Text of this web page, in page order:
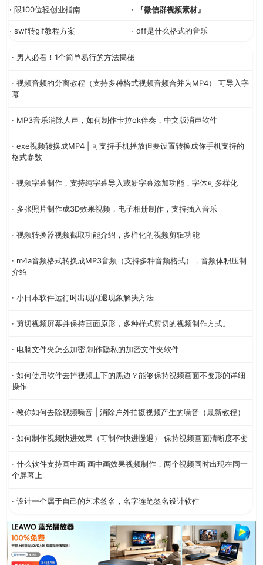
· 限100位轻创业指南 · 『微信群视频素材』
· swf转gif教程方案 · dff是什么格式的音乐
· 男人必看！1个简单易行的方法揭秘
· 视频音频的分离教程（支持多种格式视频音频合并为MP4） 可导入字
幕
· MP3音乐消除人声，如何制作卡拉ok伴奏，中文版消声软件
· exe视频转换成MP4 | 可支持手机播放但要设置转换成你手机支持的
格式参数
· 视频字幕制作，支持纯字幕导入或新字幕添加功能，字体可多样化
· 多张照片制作成3D效果视频，电子相册制作，支持插入音乐
· 视频转换器视频截取功能介绍，多样化的视频剪辑功能
· m4a音频格式转换成MP3音频（支持多种音频格式），音频体积压制
介绍
· 小日本软件运行时出现闪退现象解决方法
· 剪切视频屏幕并保持画面原形，多种样式剪切的视频制作方式。
· 电脑文件夹怎么加密,制作隐私的加密文件夹软件
· 如何使用软件去掉视频上下的黑边？能够保持视频画面不变形的详细
操作
· 教你如何去除视频噪音 | 消除户外拍摄视频产生的噪音（最新教程）
· 如何制作视频快进效果（可制作快进慢退） 保持视频画面清晰度不变
· 什么软件支持画中画 画中画效果视频制作，两个视频同时出现在同一
个屏幕上
· 设计一个属于自己的艺术签名，名字连笔签名设计软件